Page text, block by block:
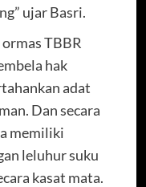
ujar Basri.
TBBR
hak
adat
Dan secara
memiliki
leluhur suku
kasat mata.